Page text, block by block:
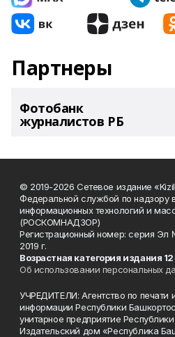
Партнеры
Фотобанк
журналистов РБ
© 2019-2026 Сетевое издание
Федеральной службой по надзору
информационных технологий и
(РОСКОМНАДЗОР)
Регистрационный номер: серия
2019 г.
Возрастная категория издания
Об использовании персональных
УЧРЕДИТЕЛИ: Агентство по
информации Республики
унитарное предприятие
Издательский дом «Республика